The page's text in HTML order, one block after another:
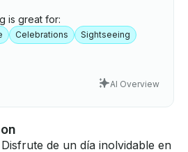
is great for:
Celebrations
Sightseeing
AI Overview